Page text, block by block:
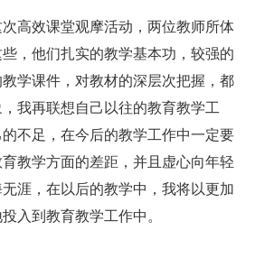
高效课堂观摩活动，两位教师所体
，他们扎实的教学基本功，较强的
学课件，对教材的深层次把握，都
我再联想自己以往的教育教学工
不足，在今后的教学工作中一定要
教学方面的差距，并且虚心向年轻
涯，在以后的教学中，我将以更加
入到教育教学工作中。